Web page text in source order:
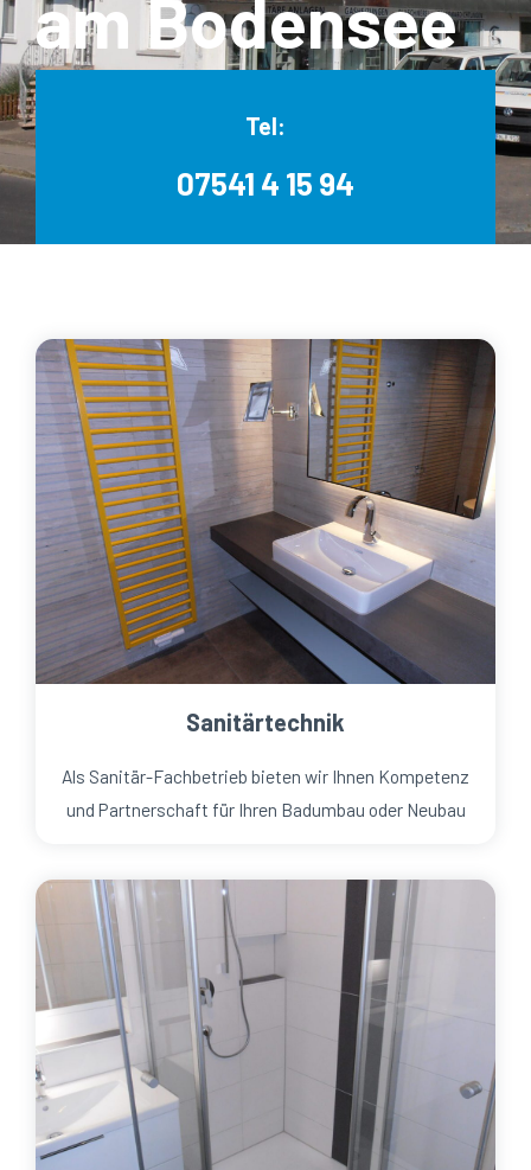
am Bodensee
Tel:
07541 4 15 94
Sanitärtechnik
Als Sanitär-Fachbetrieb bieten wir Ihnen Kompetenz
und Partnerschaft für Ihren Badumbau oder Neubau